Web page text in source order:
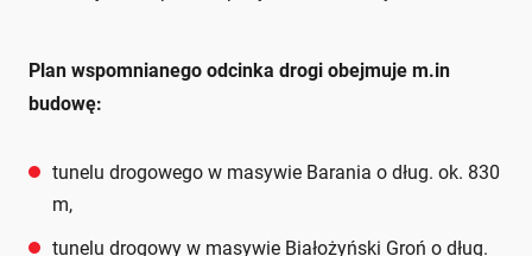
Plan wspomnianego odcinka drogi obejmuje m.in
budowę:
tunelu drogowego w masywie Barania o dług. ok. 830
m,
tunelu drogowy w masywie Białożyński Groń o dług.